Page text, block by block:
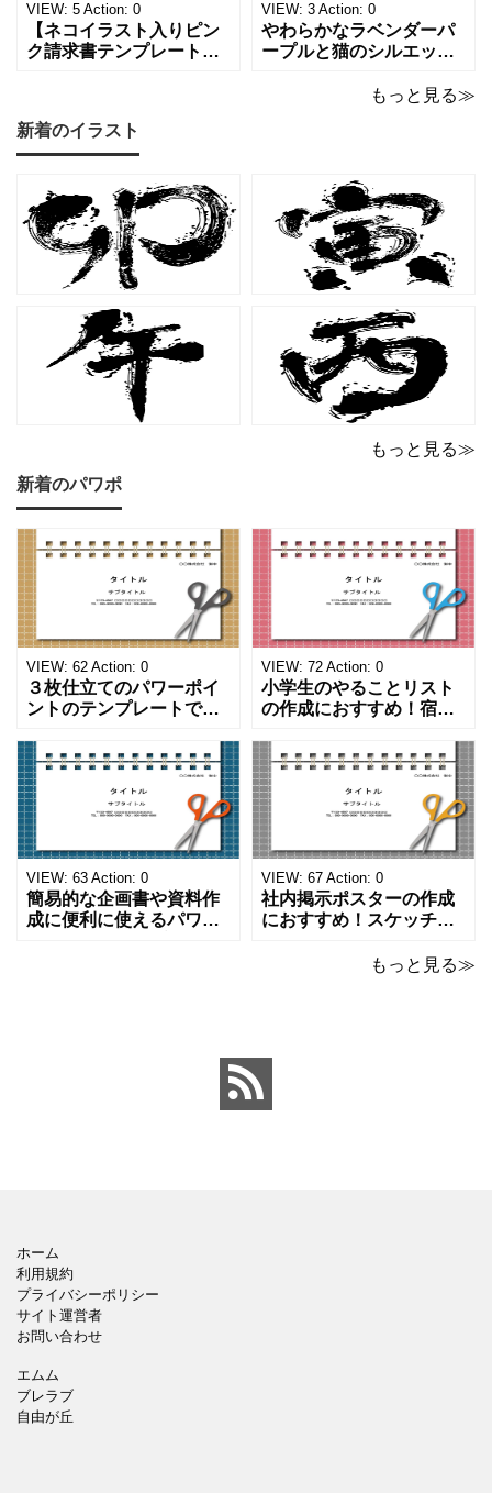
っています。 ハンドメイ
ド雑貨、コスメブラン
に信頼感と華やかな印象
を同時に届けます
VIEW: 5 Action: 0
【ネコイラスト入りピン
ク請求書テンプレート
ーの猫デザイン請求書雛
形です。波打ちフレーム
シルエットや小さな肉球
モチーフが、ビジネス文
書にさりげない
VIEW: 3 Action: 0
やわらかなラベンダーパ
ープルと猫のシルエット
おしゃれな請求書フォー
他とは一味違う個性を演
出したいときにも活躍し
ます。 猫カフェやトリミ
ングサロン
もっと見る≫
新着のイラスト
もっと見る≫
新着のパワポ
VIEW: 62 Action: 0
３枚仕立てのパワーポイ
ントのテンプレートで
ペンのワンポイントイラ
ストが描かれています。
ご案内やお知らせなど簡
単な資料を時短で作成で
きる便利なフォーマット
になります。 文房具好き
の方、掲示ポスターを作
成をされたい方におす
VIEW: 72 Action: 0
小学生のやることリスト
の作成におすすめ！宿題
事をまとめたい時のフォ
ーマットにおすすめしま
す。 ノートタイプのフォ
ーマットで文字入れをし
やすく、壁に貼ってもか
わいいデザインです。お
子さんが見てもテンショ
ンが上がるテンプレ
VIEW: 63 Action: 0
簡易的な企画書や資料作
成に便利に使えるパワー
VIEW: 67 Action: 0
社内掲示ポスターの作成
におすすめ！スケッチブ
なパワーポイントのテン
トにおすすめします。 ダ
ウンロードしてテキス
もっと見る≫
ホーム
利用規約
プライバシーポリシー
サイト運営者
お問い合わせ
エムム
ブレラブ
自由が丘